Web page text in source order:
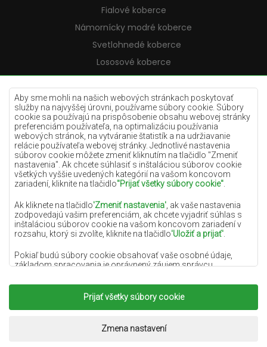
Aby sme mohli na našich webových stránkach poskytovať
služby na najvyššej úrovni, používame súbory cookie. Súbory
cookie sa používajú na prispôsobenie obsahu webovej stránky
preferenciám používateľa, na optimalizáciu používania
webových stránok, na vytváranie štatistík a na udržiavanie
relácie používateľa webovej stránky. Jednotlivé nastavenia
súborov cookie môžete zmeniť kliknutím na tlačidlo "Zmeniť
nastavenia". Ak chcete súhlasiť s inštaláciou súborov cookie
všetkých vyššie uvedených kategórií na vašom koncovom
zariadení, kliknite na tlačidlo"Prijať všetky súbory cookie"
Ak kliknete na tlačidlo'Zmeniť nastavenia' , ak vaše nastavenia
zodpovedajú vašim preferenciám, ak chcete vyjadriť súhlas s
inštaláciou súborov cookie na vašom koncovom zariadení v
rozsahu, ktorý si zvolíte, kliknite na tlačidlo'Uložiť a prijať'
Pokiaľ budú súbory cookie obsahovať vaše osobné údaje,
základom spracovania je oprávnený záujem správcu
podobe poskytovania vysokokvalitných služieb na našej
webovej stránke a marketingových aktivít správcu osobných
údajov a jeho dôveryhodných partnerov.
Viac informácií o súboroch cookie a spracovaní osobných
Prijať všetky súbory cookie
Zmena nastavení
Fialové koberce
Námornícky modré koberce
Svetlohnedé koberce
Lososové koberce
Krémové koberce
Lilac koberce
Žlté koberce
Mätové koberce
Modré koberce
Oranžové koberce
Ružové koberce
Šedé koberce
Terakotové koberce
Zelené koberce
Zlaté koberce
Copyright 2022Koberce Chemex.Všetky práva
Realizácia:www.dimax.pl